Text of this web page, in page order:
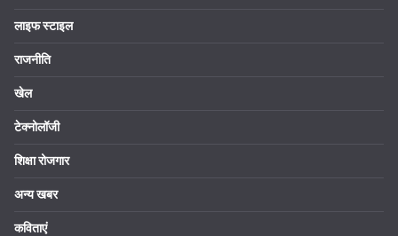
लाइफ स्टाइल
राजनीति
खेल
टेक्नोलॉजी
शिक्षा रोजगार
अन्य खबर
कविताएं